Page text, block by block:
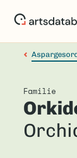
Familie